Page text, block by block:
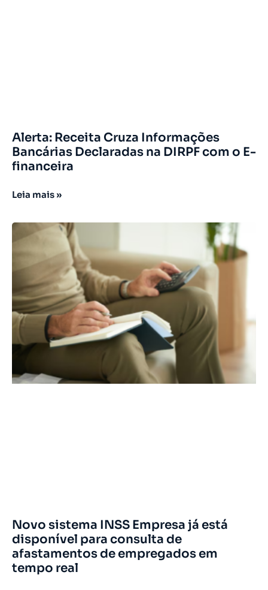
Alerta: Receita Cruza Informações
Bancárias Declaradas na DIRPF com o E-
financeira
Leia mais »
Novo sistema INSS Empresa já está
disponível para consulta de
afastamentos de empregados em
tempo real